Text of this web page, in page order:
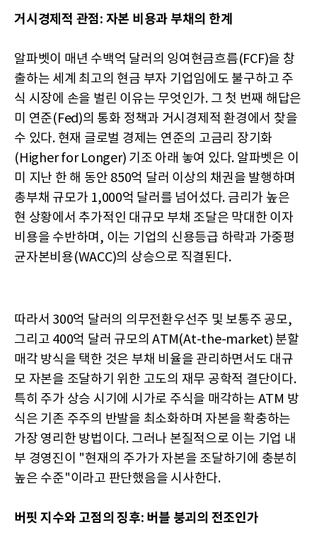
거시경제적 관점: 자본 비용과 부채의 한계
알파벳이 매년 수백억 달러의 잉여현금흐름(FCF)을 창
출하는 세계 최고의 현금 부자 기업임에도 불구하고 주
식 시장에 손을 벌린 이유는 무엇인가. 그 첫 번째 해답은
미 연준(Fed)의 통화 정책과 거시경제적 환경에서 찾을
수 있다. 현재 글로벌 경제는 연준의 고금리 장기화
(Higher for Longer) 기조 아래 놓여 있다. 알파벳은 이
미 지난 한 해 동안 850억 달러 이상의 채권을 발행하며
총부채 규모가 1,000억 달러를 넘어섰다. 금리가 높은
현 상황에서 추가적인 대규모 부채 조달은 막대한 이자
비용을 수반하며, 이는 기업의 신용등급 하락과 가중평
균자본비용(WACC)의 상승으로 직결된다.
따라서 300억 달러의 의무전환우선주 및 보통주 공모,
그리고 400억 달러 규모의 ATM(At-the-market) 분할
매각 방식을 택한 것은 부채 비율을 관리하면서도 대규
모 자본을 조달하기 위한 고도의 재무 공학적 결단이다.
특히 주가 상승 시기에 시가로 주식을 매각하는 ATM 방
식은 기존 주주의 반발을 최소화하며 자본을 확충하는
가장 영리한 방법이다. 그러나 본질적으로 이는 기업 내
부 경영진이 "현재의 주가가 자본을 조달하기에 충분히
높은 수준"이라고 판단했음을 시사한다.
버핏 지수와 고점의 징후: 버블 붕괴의 전조인가